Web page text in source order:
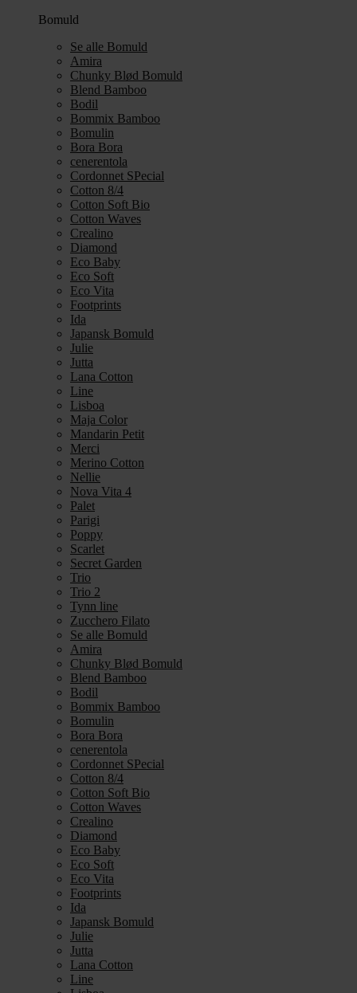
Bomuld
Se alle Bomuld
Amira
Chunky Blød Bomuld
Blend Bamboo
Bodil
Bommix Bamboo
Bomulin
Bora Bora
cenerentola
Cordonnet SPecial
Cotton 8/4
Cotton Soft Bio
Cotton Waves
Crealino
Diamond
Eco Baby
Eco Soft
Eco Vita
Footprints
Ida
Japansk Bomuld
Julie
Jutta
Lana Cotton
Line
Lisboa
Maja Color
Mandarin Petit
Merci
Merino Cotton
Nellie
Nova Vita 4
Palet
Parigi
Poppy
Scarlet
Secret Garden
Trio
Trio 2
Tynn line
Zucchero Filato
Se alle Bomuld
Amira
Chunky Blød Bomuld
Blend Bamboo
Bodil
Bommix Bamboo
Bomulin
Bora Bora
cenerentola
Cordonnet SPecial
Cotton 8/4
Cotton Soft Bio
Cotton Waves
Crealino
Diamond
Eco Baby
Eco Soft
Eco Vita
Footprints
Ida
Japansk Bomuld
Julie
Jutta
Lana Cotton
Line